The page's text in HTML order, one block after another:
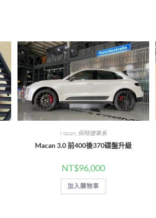
Macan, 保時捷車系
Macan 3.0 前400後370碟盤升級
NT$96,000
加入購物車